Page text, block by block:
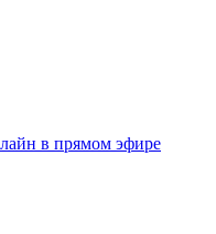
в прямом эфире